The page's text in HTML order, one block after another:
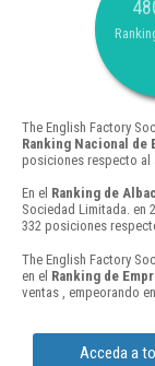
The English Factory
Ranking Nacional de
posiciones respecto al
En el Ranking de
Sociedad Limitada. en
332 posiciones
The English Factory
en el Ranking de
ventas , empeorando
Acceda a